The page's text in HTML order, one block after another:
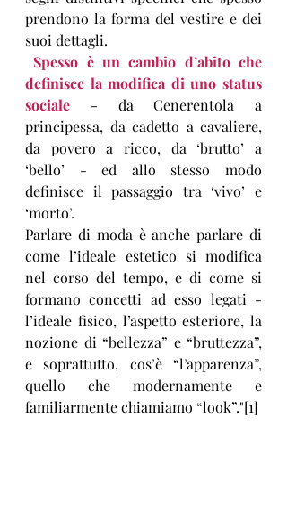
prendono la forma del vestire e dei
suoi dettagli.
definisce la modifica di uno status
sociale - da Cenerentola a
principessa, da cadetto a cavaliere,
da povero a ricco, da ‘brutto’ a
‘bello’ - ed allo stesso modo
definisce il passaggio tra ‘vivo’ e
‘morto’.
Parlare di moda è anche parlare di
come l’ideale estetico si modifica
nel corso del tempo, e di come si
formano concetti ad esso legati -
l’ideale fisico, l’aspetto esteriore, la
nozione di “bellezza” e “bruttezza”,
e soprattutto, cos’è “l’apparenza”,
quello che modernamente e
familiarmente chiamiamo “look”."[1]